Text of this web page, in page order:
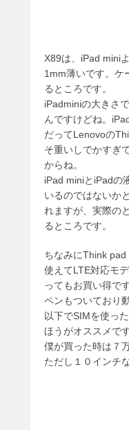
X89は、iPad mini
1mm薄いです。ケ
るところです。
iPadminiの大きさ
んですけどね。
だってLenovoの
そ重いしでかすぎ
からね。
iPad miniとiPadの
いるのではないか
れますが、実際の
るところです。
ちなみにThink
使えてLTE対応モ
ってもお買い得です
ペンもついており
以下でSIMを使っ
ほうがオススメです
僕が買った時は７
ただし１０インチ